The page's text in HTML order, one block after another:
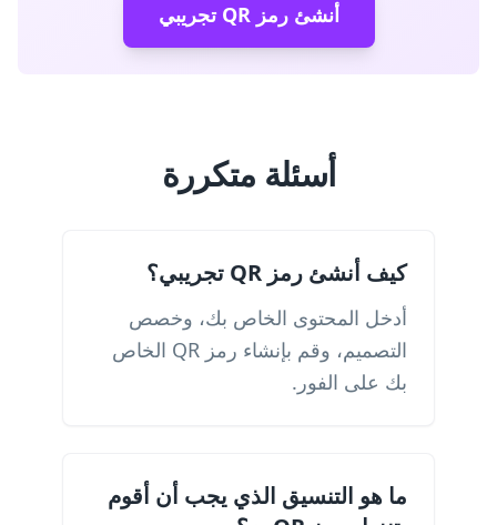
أنشئ رمز QR تجريبي
أسئلة متكررة
كيف أنشئ رمز QR تجريبي؟
أدخل المحتوى الخاص بك، وخصص
التصميم، وقم بإنشاء رمز QR الخاص
بك على الفور.
ما هو التنسيق الذي يجب أن أقوم